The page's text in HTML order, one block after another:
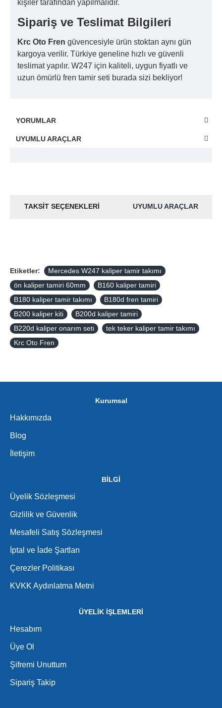
kişiler tarafından yapılmalıdır.
Sipariş ve Teslimat Bilgileri
Krc Oto Fren güvencesiyle ürün stoktan aynı gün
kargoya verilir. Türkiye geneline hızlı ve güvenli
teslimat yapılır. W247 için kaliteli, uygun fiyatlı ve
uzun ömürlü fren tamir seti burada sizi bekliyor!
YORUMLAR
UYUMLU ARAÇLAR
TAKSIT SEÇENEKLERI UYUMLU ARAÇLAR
Etiketler:
Mercedes W247 kaliper tamir takımı
ön kaliper tamiri 60mm
B160 kaliper tamiri
B180 kaliper tamir takımı
B180d fren tamiri
B200 kaliper kiti
B200d kaliper tamiri
B220d kaliper onarım seti
tek teker kaliper tamir takımı
Krc Oto Fren
Kurumsal
Hakkımızda
Blog
İletişim
BİLGİ
Üyelik Sözleşmesi
Gizlilik ve Güvenlik
Mesafeli Satış Sözleşmesi
İptal ve İade Şartları
Çerezler Politikası
KVKK Aydınlatma Metni
ÜYELİK İŞLEMLERİ
Hesabım
Üye Ol
Şifremi Unuttum
Sipariş Takip